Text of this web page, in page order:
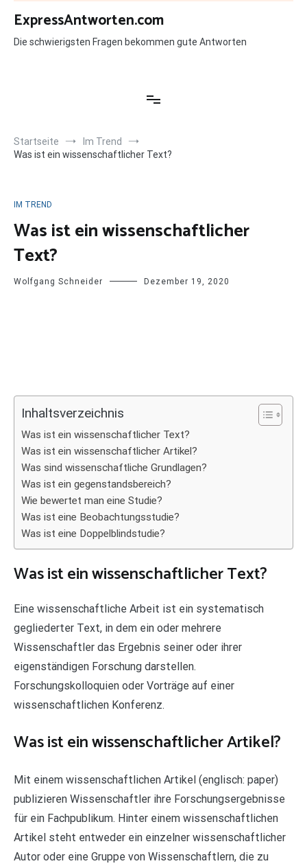
Zum
Inhalt
springen
ExpressAntworten.com
Die schwierigsten Fragen bekommen gute Antworten
Startseite
Im Trend
Was ist ein wissenschaftlicher Text?
IM TREND
Was ist ein wissenschaftlicher
Text?
Wolfgang Schneider Dezember 19, 2020
Inhaltsverzeichnis
Was ist ein wissenschaftlicher Text?
Was ist ein wissenschaftlicher Artikel?
Was sind wissenschaftliche Grundlagen?
Was ist ein gegenstandsbereich?
Wie bewertet man eine Studie?
Was ist eine Beobachtungsstudie?
Was ist eine Doppelblindstudie?
Was ist ein wissenschaftlicher Text?
Eine wissenschaftliche Arbeit ist ein systematisch
gegliederter Text, in dem ein oder mehrere
Wissenschaftler das Ergebnis seiner oder ihrer
eigenständigen Forschung darstellen.
Forschungskolloquien oder Vorträge auf einer
wissenschaftlichen Konferenz.
Was ist ein wissenschaftlicher Artikel?
Mit einem wissenschaftlichen Artikel (englisch: paper)
publizieren Wissenschaftler ihre Forschungsergebnisse
für ein Fachpublikum. Hinter einem wissenschaftlichen
Artikel steht entweder ein einzelner wissenschaftlicher
Autor oder eine Gruppe von Wissenschaftlern, die zu